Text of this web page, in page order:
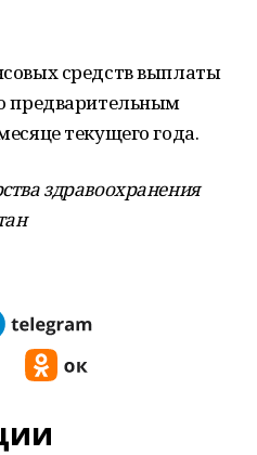
средств выплаты
предварительным
текущего года.
здравоохранения